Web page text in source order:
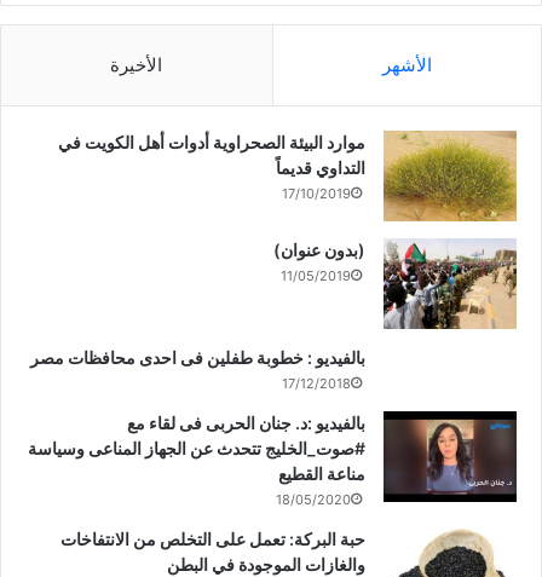
الأشهر الأخيرة
موارد البيئة الصحراوية أدوات أهل الكويت في
التداوي قديماً
17/10/2019
(بدون عنوان)
11/05/2019
بالفيديو : خطوبة طفلين فى احدى محافظات مصر
17/12/2018
بالفيديو :د. جنان الحربى فى لقاء مع
#صوت_الخليج تتحدث عن الجهاز المناعى وسياسة
مناعة القطيع
18/05/2020
حبة البركة: تعمل على التخلص من الانتفاخات
والغازات الموجودة في البطن